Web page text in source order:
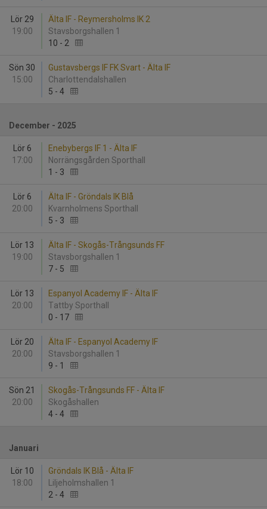
Lör 29
19:00
Älta IF - Reymersholms IK 2
Stavsborgshallen 1
10 - 2
Sön 30
15:00
Gustavsbergs IF FK Svart - Älta IF
Charlottendalshallen
5 - 4
December - 2025
Lör 6
17:00
Enebybergs IF 1 - Älta IF
Norrängsgården Sporthall
1 - 3
Lör 6
20:00
Älta IF - Gröndals IK Blå
Kvarnholmens Sporthall
5 - 3
Lör 13
19:00
Älta IF - Skogås-Trångsunds FF
Stavsborgshallen 1
7 - 5
Lör 13
20:00
Espanyol Academy IF - Älta IF
Tattby Sporthall
0 - 17
Lör 20
20:00
Älta IF - Espanyol Academy IF
Stavsborgshallen 1
9 - 1
Sön 21
20:00
Skogås-Trångsunds FF - Älta IF
Skogåshallen
4 - 4
Januari
Lör 10
18:00
Gröndals IK Blå - Älta IF
Liljeholmshallen 1
2 - 4